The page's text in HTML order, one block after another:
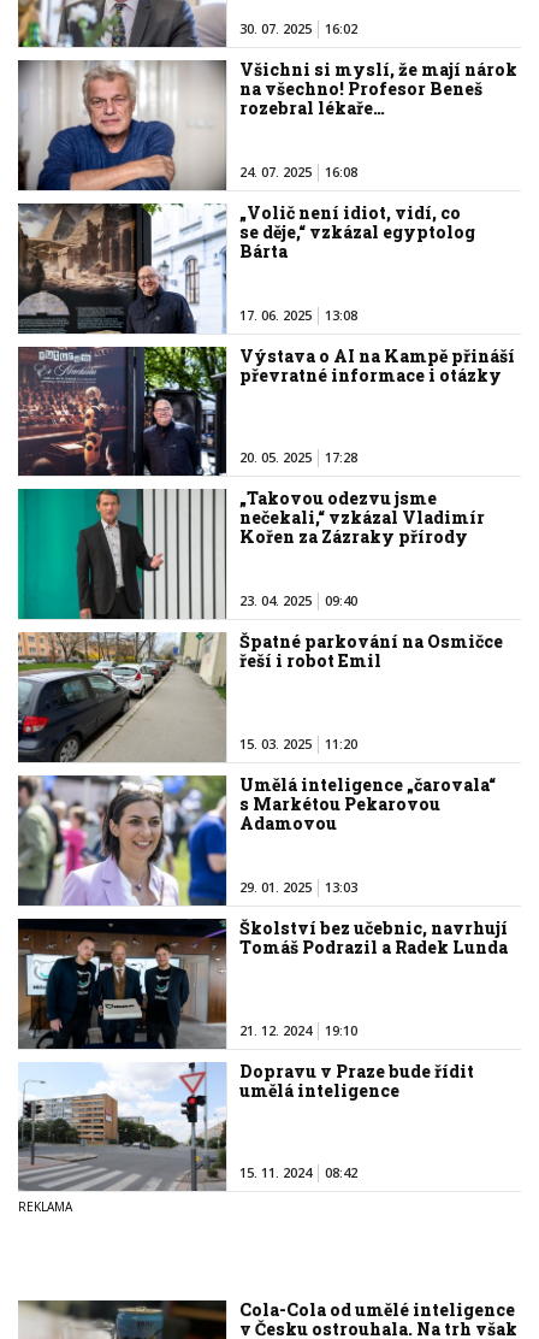
30. 07. 2025 16:02
Všichni si myslí, že mají nárok
na všechno! Profesor Beneš
rozebral lékaře…
24. 07. 2025 16:08
„Volič není idiot, vidí, co
se děje,“ vzkázal egyptolog
Bárta
17. 06. 2025 13:08
Výstava o AI na Kampě přináší
převratné informace i otázky
20. 05. 2025 17:28
„Takovou odezvu jsme
nečekali,“ vzkázal Vladimír
Kořen za Zázraky přírody
23. 04. 2025 09:40
Špatné parkování na Osmičce
řeší i robot Emil
15. 03. 2025 11:20
Umělá inteligence „čarovala“
s Markétou Pekarovou
Adamovou
29. 01. 2025 13:03
Školství bez učebnic, navrhují
Tomáš Podrazil a Radek Lunda
21. 12. 2024 19:10
Dopravu v Praze bude řídit
umělá inteligence
15. 11. 2024 08:42
Cola-Cola od umělé inteligence
v Česku ostrouhala. Na trh však